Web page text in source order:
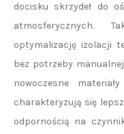
docisku skrzydeł do
atmosferycznych.
optymalizację izolacji
bez potrzeby
nowoczesne
charakteryzują się
odpornością na